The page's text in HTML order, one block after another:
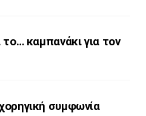
καμπανάκι για τον
συμφωνία